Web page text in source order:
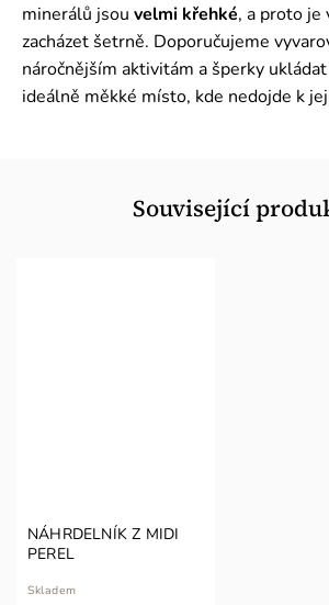
minerálů jsou velmi křehké, a proto je
zacházet šetrně. Doporučujeme
náročnějším aktivitám a šperky ukládat
ideálně měkké místo, kde nedojde k
Související
NÁHRDELNÍK Z MIDI
PEREL
Skladem